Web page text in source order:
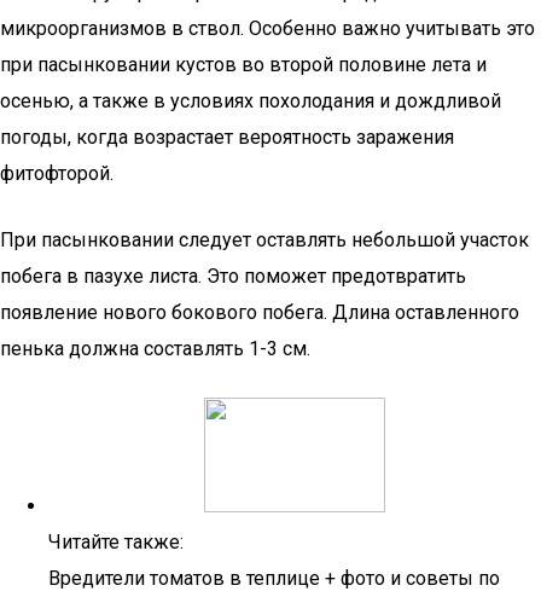
микроорганизмов в ствол. Особенно важно учитывать это
при пасынковании кустов во второй половине лета и
осенью, а также в условиях похолодания и дождливой
погоды, когда возрастает вероятность заражения
фитофторой.
При пасынковании следует оставлять небольшой участок
побега в пазухе листа. Это поможет предотвратить
появление нового бокового побега. Длина оставленного
пенька должна составлять 1-3 см.
Читайте также:
Вредители томатов в теплице + фото и советы по